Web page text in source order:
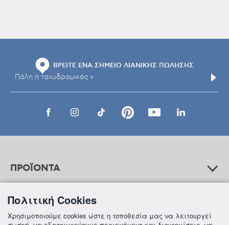
ΒΡΕΙΤΕ ΕΝΑ ΣΗΜΕΙΟ ΛΙΑΝΙΚΗΣ ΠΩΛΗΣΗΣ
ΠΡΟΪΟΝΤΑ
ΒΟΗΘΕΙΑ
Πολιτική Cookies
Χρησιμοποιούμε cookies ώστε η τοποθεσία μας να λειτουργεί